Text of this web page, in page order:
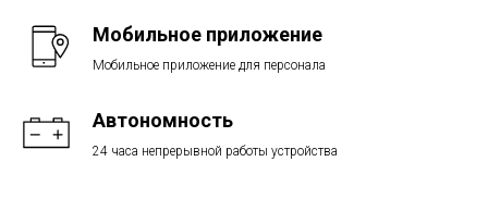
Мобильное приложение
Мобильное приложение для персонала
Автономность
24 часа непрерывной работы устройства